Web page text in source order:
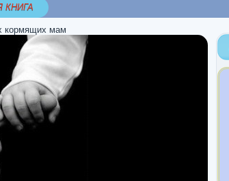
КНИГА
кормящих мам